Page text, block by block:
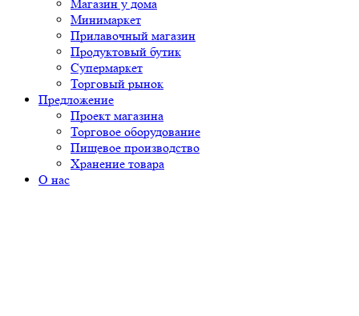
Магазин у дома
Минимаркет
Прилавочный магазин
Продуктовый бутик
Супермаркет
Торговый рынок
Предложение
Проект магазина
Торговое оборудование
Пищевое производство
Хранение товара
О нас